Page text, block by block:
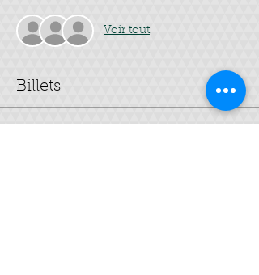
Voir tout
Billets